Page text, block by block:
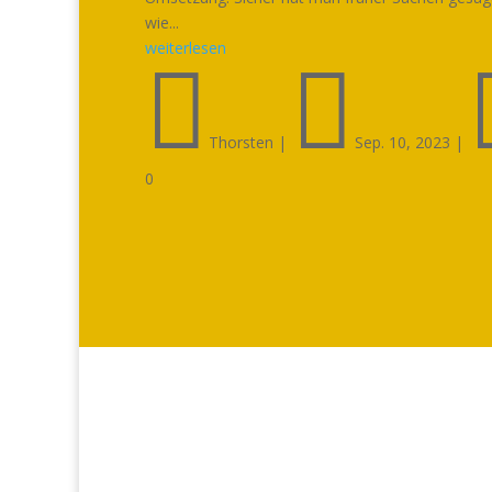
wie...
weiterlesen
 Thorsten |  Sep. 10, 2023 |
0